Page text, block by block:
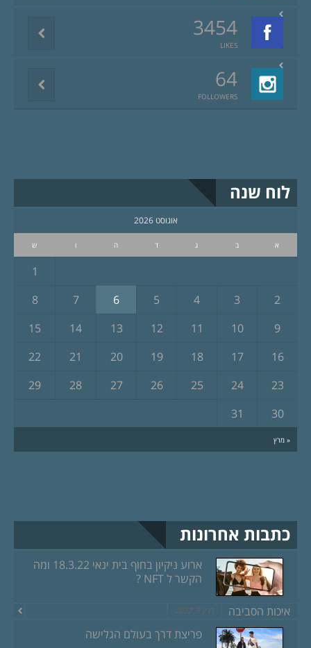
3454
LIKES
64
FOLLOWERS
לוח שנה
אוגוסט 2026
א ב ג ד ה ו ש
« מרץ
1
2
3
4
5
6
7
8
9
10
11
12
13
14
15
16
17
18
19
20
21
22
23
24
25
26
27
28
29
30
31
כתבות אחרונות
ארוע ניקיון בחוף בית ינאי 18.3.22 ומה
הקשר ל NFT ?
איכות הסביבה מרץ 8, 2022
פריצת דרך בעולם הגלישה